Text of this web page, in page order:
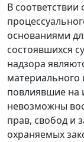
В соответствии
основаниями
состоявшихся
надзора
материального
повлиявшие на
невозможны
прав, свобод и
охраняемых